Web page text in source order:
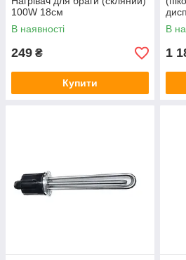
100W 18см
В наявності
249 ₴
Купити
В
1